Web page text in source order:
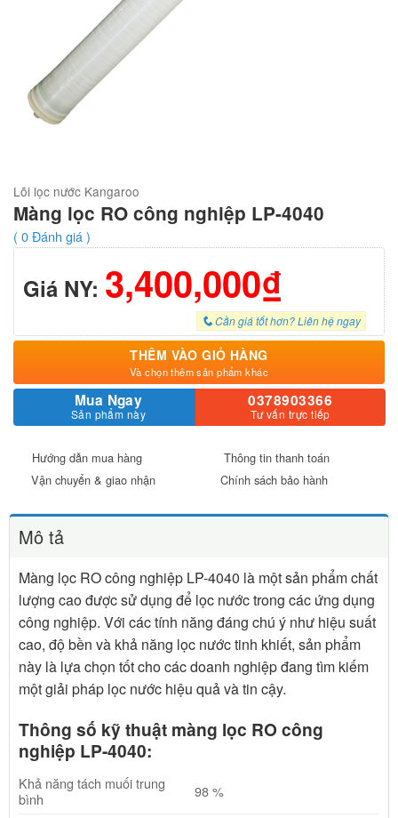
Lõi lọc nước Kangaroo
Màng lọc RO công nghiệp LP-4040
( 0Đánh giá )
Giá NY: 3,400,000₫
Cần giá tốt hơn? Liên hệ ngay
THÊM VÀO GIỎ HÀNG
Và chọn thêm sản phẩm khác
Mua Ngay
Sản phẩm này
0378903366
Tư vấn trực tiếp
Hướng dẫn mua hàng
Thông tin thanh toán
Vận chuyển & giao nhận
Chính sách bảo hành
Mô tả
Màng lọc RO công nghiệp LP-4040 là một sản phẩm chất
lượng cao được sử dụng để lọc nước trong các ứng dụng
công nghiệp. Với các tính năng đáng chú ý như hiệu suất
cao, độ bền và khả năng lọc nước tinh khiết, sản phẩm
này là lựa chọn tốt cho các doanh nghiệp đang tìm kiếm
một giải pháp lọc nước hiệu quả và tin cậy.
Thông số kỹ thuật màng lọc RO công
nghiệp LP-4040:
Khả năng tách muối trung
bình
98 %